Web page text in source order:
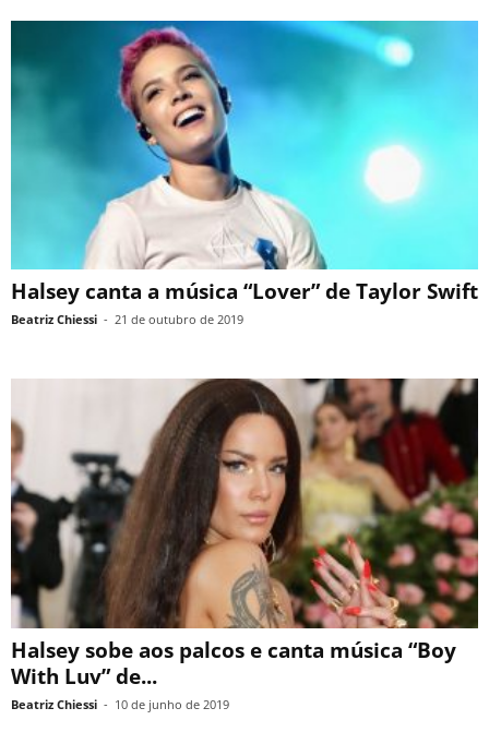
Halsey canta a música “Lover” de Taylor Swift
Beatriz Chiessi - 21 de outubro de 2019
Halsey sobe aos palcos e canta música “Boy
With Luv” de...
Beatriz Chiessi - 10 de junho de 2019